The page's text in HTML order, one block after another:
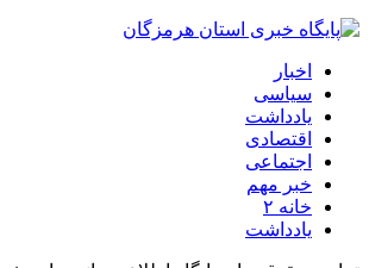
اخبار
سیاسی
یادداشت
اقتصادی
اجتماعی
خبر مهم
خانه ۲
یادداشت